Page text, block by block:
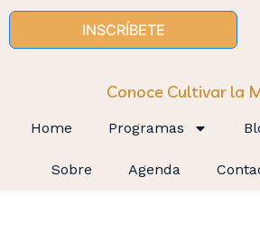
INSCRÍBETE
Conoce Cultivar la
Home Programas
Sobre Agenda